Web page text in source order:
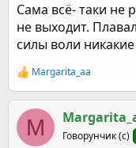
Сама всё- таки не
не выходит.
силы воли
Р
е
к
ц
и
Margarita_aa
M Говорунчик (с)